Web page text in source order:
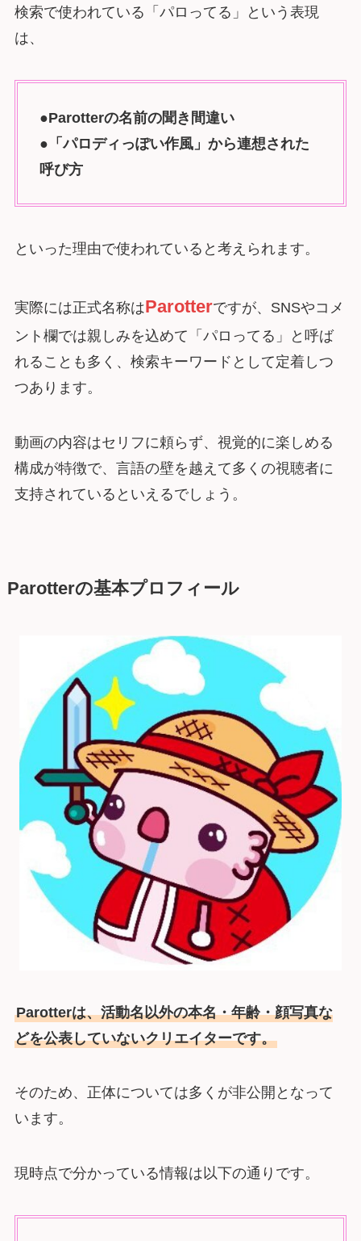
検索で使われている「パロってる」という表現
は、
●Parotterの名前の聞き間違い
●「パロディっぽい作風」から連想された
呼び方
といった理由で使われていると考えられます。
実際には正式名称はParotterですが、SNSやコメ
ント欄では親しみを込めて「パロってる」と呼ば
れることも多く、検索キーワードとして定着しつ
つあります。
動画の内容はセリフに頼らず、視覚的に楽しめる
構成が特徴で、言語の壁を越えて多くの視聴者に
支持されているといえるでしょう。
Parotterの基本プロフィール
Parotterは、活動名以外の本名・年齢・顔写真な
どを公表していないクリエイターです。
そのため、正体については多くが非公開となって
います。
現時点で分かっている情報は以下の通りです。